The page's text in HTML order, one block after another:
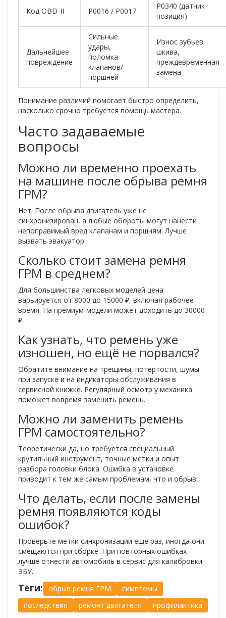
Код OBD‑II P0016 / P0017
P0340 (датчик
позиция)
Дальнейшее
повреждение
Сильные
удары,
поломка
клапанов/
поршней
Износ зубьев
шкива,
преждевременная
замена
Понимание различий помогает быстро определить,
насколько срочно требуется помощь мастера.
Часто задаваемые
вопросы
Можно ли временно проехать
на машине после обрыва ремня
ГРМ?
Нет. После обрыва двигатель уже не
синхронизирован, а любые обороты могут нанести
непоправимый вред клапанам и поршням. Лучше
вызвать эвакуатор.
Сколько стоит замена ремня
ГРМ в среднем?
Для большинства легковых моделей цена
варьируется от 8000 до 15000 ₽, включая рабочее
время. На премиум‑модели может доходить до 30000
₽.
Как узнать, что ремень уже
изношен, но ещё не порвался?
Обратите внимание на трещины, потертости, шумы
при запуске и на индикаторы обслуживания в
сервисной книжке. Регулярный осмотр у механика
поможет вовремя заменить ремень.
Можно ли заменить ремень
ГРМ самостоятельно?
Теоретически да, но требуется специальный
крутильный инструмент, точные метки и опыт
разбора головки блока. Ошибка в установке
приводит к тем же самым проблемам, что и обрыв.
Что делать, если после замены
ремня появляются коды
ошибок?
Проверьте метки синхронизации еще раз, иногда они
смещаются при сборке. При повторных ошибках
лучше отнести автомобиль в сервис для калибровки
ЭБУ.
Теги: обрыв ремня ГРМ
симптомы
последствия
ремонт двигателя профилактика